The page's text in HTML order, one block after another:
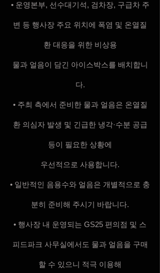
• 운영본부, 선수대기석, 검차장, 구급차 주
변 등 행사장 주요 위치에 폭염 및 온열질
환 대응을 위한 비상용
물과 얼음이 담긴 아이스박스를 배치합니
다.
• 주최 측에서 준비한 물과 얼음은 온열질
환 의심자 발생 및 긴급한 냉각·수분 공급
등이 필요한 상황에
우선적으로 사용합니다.
• 일반적인 음용수와 얼음은 개별적으로 충
분히 준비해 주시기 바랍니다.
• 행사장 내 운영되는 GS25 편의점 및 스
피드파크 사무실에서도 물과 얼음을 구매
할 수 있으니 적극 이용해